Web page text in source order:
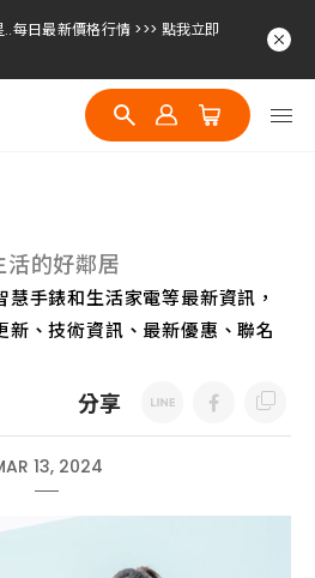
日最新價格行情 >>> 點我立即
每日最新價格行情 >>> 點我立即
每日最新價格行情 >>> 點我立即
的好鄰居
手錶和生活家電等最新資訊，
、技術資訊、最新優惠、聯名
分享
13, 2024